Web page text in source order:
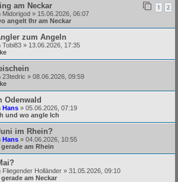
am Neckar 1 2
Midorigod » 15.06.2026, 06:07
angelt Ihr am Neckar
zum Angeln
Tobi83 » 13.06.2026, 17:35
23tedric » 08.06.2026, 09:59
Odenwald
Hans » 05.06.2026, 07:19
und wo angle Ich
im Rhein?
Hans » 04.06.2026, 10:55
am Rhein
Fliegender Holländer » 31.05.2026, 09:10
am Neckar